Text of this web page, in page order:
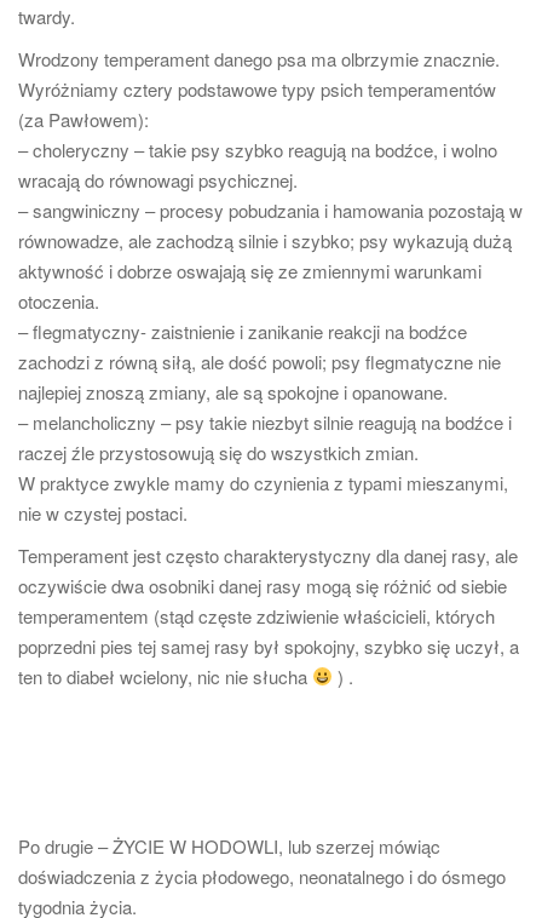
twardy.
Wrodzony temperament danego psa ma olbrzymie znacznie.
Wyróżniamy cztery podstawowe typy psich temperamentów
(za Pawłowem):
– choleryczny – takie psy szybko reagują na bodźce, i wolno
wracają do równowagi psychicznej.
– sangwiniczny – procesy pobudzania i hamowania pozostają w
równowadze, ale zachodzą silnie i szybko; psy wykazują dużą
aktywność i dobrze oswajają się ze zmiennymi warunkami
otoczenia.
– flegmatyczny- zaistnienie i zanikanie reakcji na bodźce
zachodzi z równą siłą, ale dość powoli; psy flegmatyczne nie
najlepiej znoszą zmiany, ale są spokojne i opanowane.
– melancholiczny – psy takie niezbyt silnie reagują na bodźce i
raczej źle przystosowują się do wszystkich zmian.
W praktyce zwykle mamy do czynienia z typami mieszanymi,
nie w czystej postaci.
Temperament jest często charakterystyczny dla danej rasy, ale
oczywiście dwa osobniki danej rasy mogą się różnić od siebie
temperamentem (stąd częste zdziwienie właścicieli, których
poprzedni pies tej samej rasy był spokojny, szybko się uczył, a
ten to diabeł wcielony, nic nie słucha
) .
Po drugie – ŻYCIE W HODOWLI, lub szerzej mówiąc
doświadczenia z życia płodowego, neonatalnego i do ósmego
tygodnia życia.